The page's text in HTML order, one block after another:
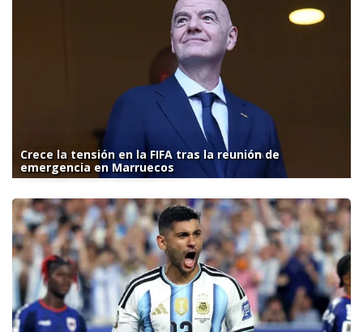
Crece la tensión en la FIFA tras la reunión de
emergencia en Marruecos